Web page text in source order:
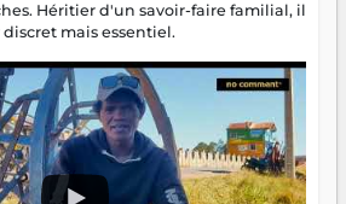
Héritier d'un savoir-faire familial, il
mais essentiel.